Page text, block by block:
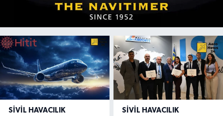
SIVIL HAVACILIK SIVIL HAVACILIK